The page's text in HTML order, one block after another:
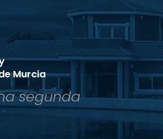
Murcia
segunda